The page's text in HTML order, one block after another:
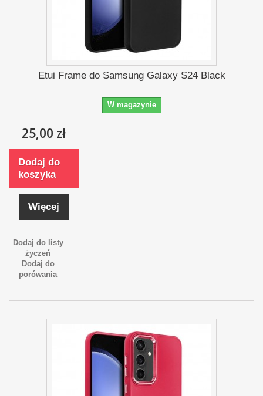
Etui Frame do Samsung Galaxy S24 Black
W magazynie
25,00 zł
Dodaj do
koszyka
Więcej
Dodaj do listy
życzeń
Dodaj do
porówania